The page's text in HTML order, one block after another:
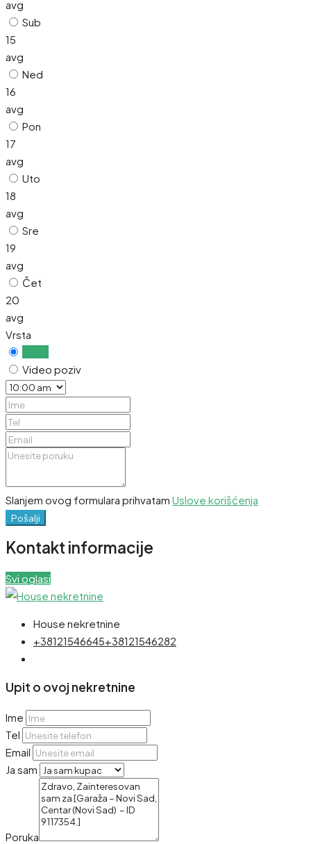
avg
Sub
15
avg
Ned
16
avg
Pon
17
avg
Uto
18
avg
Sre
19
avg
Čet
20
avg
Vrsta
Video poziv
Slanjem ovog formulara prihvatam Uslove korišćenja
Pošalji
Kontakt informacije
Svi oglasi
House nekretnine
+38121546645+38121546282
Upit o ovoj nekretnine
Ime
Tel
Email
Ja sam
Poruka